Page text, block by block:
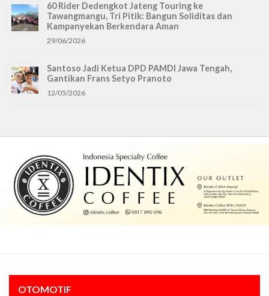
60 Rider Dedengkot Jateng Touring ke
Tawangmangu, Tri Pitik: Bangun Soliditas dan
Kampanyekan Berkendara Aman
29/06/2026
Santoso Jadi Ketua DPD PAMDI Jawa Tengah,
Gantikan Frans Setyo Pranoto
12/05/2026
OTOMOTIF